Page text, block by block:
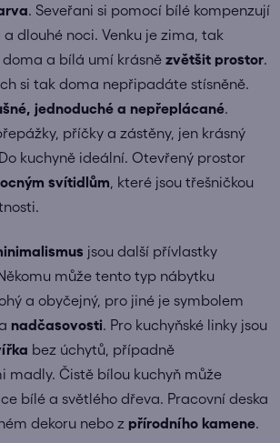
. Seveřani si pomocí bílé kompenzují
dlouhé noci. Venku je zima, tak
a bílá umí krásně zvětšit prostor.
si tak doma nepřipadáte stísněně.
jednoduché a nepřeplácané.
příčky a zástěny, jen krásný
kuchyně ideální. Otevřený prostor
svítidlům , které jsou třešničkou
jsou další přívlastky
může tento typ nábytku
a obyčejný, pro jiné je symbolem
nadčasovosti. Pro kuchyňské linky jsou
bez úchytů, případně
madly. Čistě bílou kuchyň může
bílé a světlého dřeva. Pracovní deska
dekoru nebo z přírodního kamene.